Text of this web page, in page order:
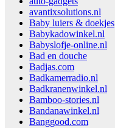
avantixsolutions.nl
Baby luiers & doekjes
Babykadowinkel.nl
Babyslofje-online.nl
Bad en douche
Badjas.com
Badkamerradio.nl
Badkranenwinkel.nl
Bamboo-stories.nl
Bandanawinkel.nl
Banggood.com